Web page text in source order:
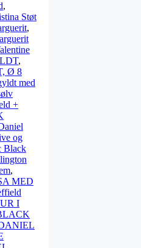
,
Støt
,
,
Ø 8
med
+
og
Black
,
MED
I